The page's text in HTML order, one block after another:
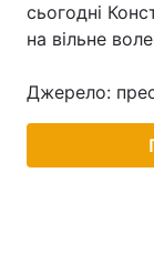
Інтерв'ю
сьогодні
на вільне
Джерело: